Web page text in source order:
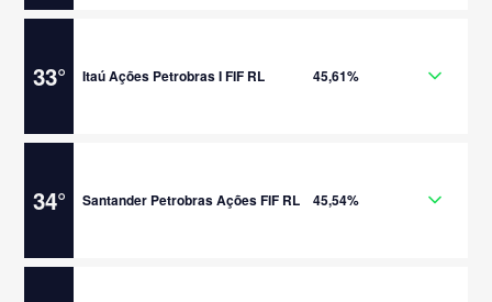
33° Itaú Ações Petrobras I FIF RL 45,61%
34° Santander Petrobras Ações FIF RL 45,54%